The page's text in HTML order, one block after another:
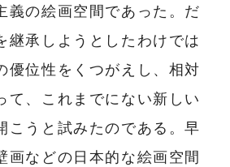
義の絵画空間であった。だ
継承しようとしたわけでは
優位性をくつがえし、相対
て、これまでにない新しい
こうと試みたのである。早
画などの日本的な絵画空間